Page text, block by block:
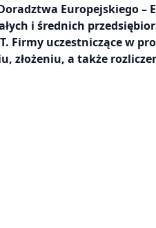
Europejskiego –
i średnich
Firmy uczestniczące w
złożeniu, a także